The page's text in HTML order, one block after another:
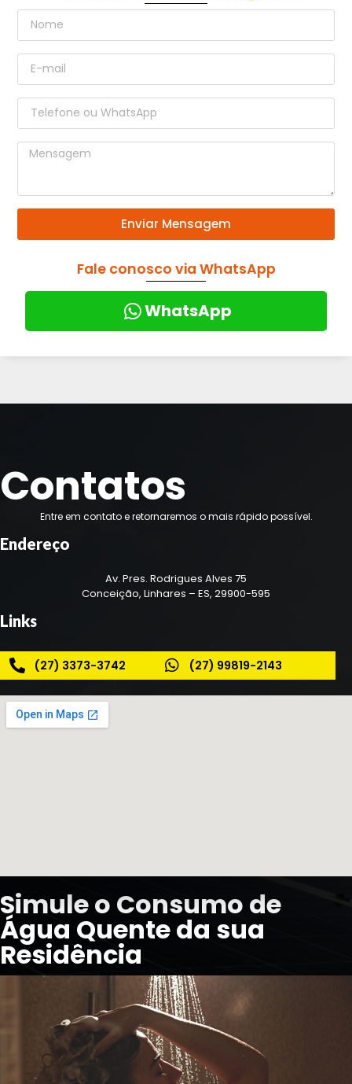
Enviar Mensagem
Fale conosco via WhatsApp
WhatsApp
Contatos
Entre em contato e retornaremos o mais rápido possível.
Endereço
Av. Pres. Rodrigues Alves 75
Conceição, Linhares – ES, 29900-595
Links
(27) 3373-3742
Ligar Agora
(27) 99819-2143
Chamar Agora
Simule o Consumo de
Água Quente da sua
Residência